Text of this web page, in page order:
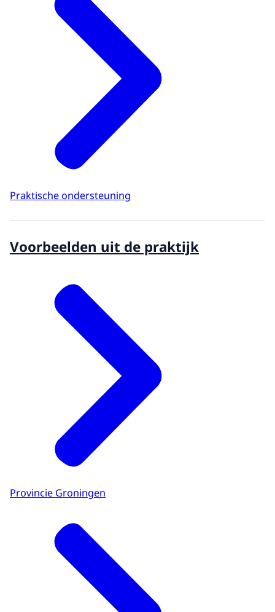
Praktische ondersteuning
Voorbeelden uit de praktijk
Provincie Groningen